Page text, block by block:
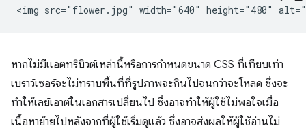
หากไม่มีแอตทริบิวต์เหล่านี้หรือการกำหนดขนาด CSS ที่เทียบเท่า
เบราว์เซอร์จะไม่ทราบพื้นที่ที่รูปภาพจะกินไปจนกว่าจะโหลด ซึ่งจะ
ทำให้เลย์เอาต์ในเอกสารเปลี่ยนไป ซึ่งอาจทำให้ผู้ใช้ไม่พอใจเมื่อ
เนื้อหาย้ายไปหลังจากที่ผู้ใช้เริ่มดูแล้ว ซึ่งอาจส่งผลให้ผู้ใช้อ่านไม่